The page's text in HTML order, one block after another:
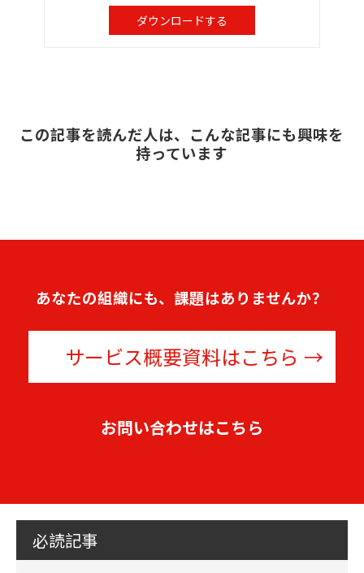
ダウンロードする
この記事を読んだ人は、こんな記事にも興味を
持っています
あなたの組織にも、課題はありませんか？
サービス概要資料はこちら
お問い合わせはこちら
必読記事